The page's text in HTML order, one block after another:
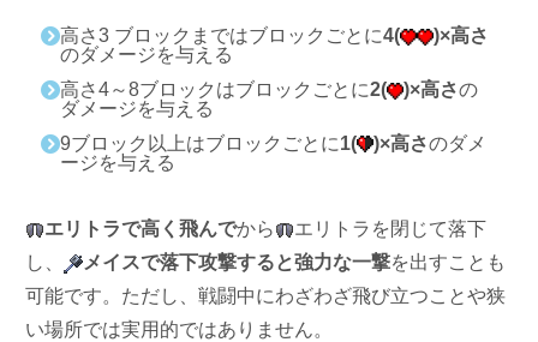
高さ3 ブロックまではブロックごとに4(
)×高さ
のダメージを与える
高さ4～8ブロックはブロックごとに2( )×高さの
ダメージを与える
9ブロック以上はブロックごとに1( )×高さのダメ
ージを与える
エリトラで高く飛んでから
エリトラを閉じて落下
し、
メイスで落下攻撃すると強力な一撃を出すことも
可能です。ただし、戦闘中にわざわざ飛び立つことや狭
い場所では実用的ではありません。